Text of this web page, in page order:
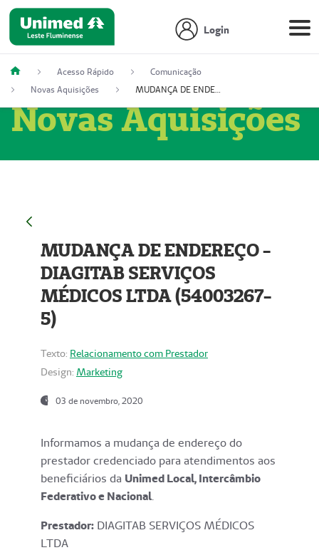
Login
Acesso Rápido
Comunicação
Novas Aquisições
MUDANÇA DE ENDEREÇO - DIAGITAB SERVIÇOS MÉDICOS LTDA (54003267-5)
Novas Aquisições
MUDANÇA DE ENDEREÇO -
DIAGITAB SERVIÇOS
MÉDICOS LTDA (54003267-
5)
Texto: Relacionamento com Prestador
Design: Marketing
03 de novembro, 2020
Informamos a mudança de endereço do
prestador credenciado para atendimentos aos
beneficiários da Unimed Local, Intercâmbio
Federativo e Nacional.
Prestador: DIAGITAB SERVIÇOS MÉDICOS
LTDA